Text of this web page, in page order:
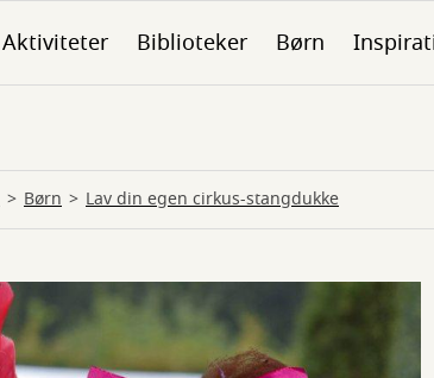
Aktiviteter Biblioteker Børn
Børn Lav din egen cirkus-stangdukke